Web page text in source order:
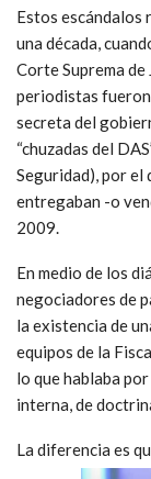
Estos escándalos
una década,
Corte Suprema
periodistas
secreta del
“chuzadas del
Seguridad), por el
entregaban -o
2009.
En medio de los
negociadores de
la existencia de
equipos de la
lo que hablaba
interna, de
La diferencia es